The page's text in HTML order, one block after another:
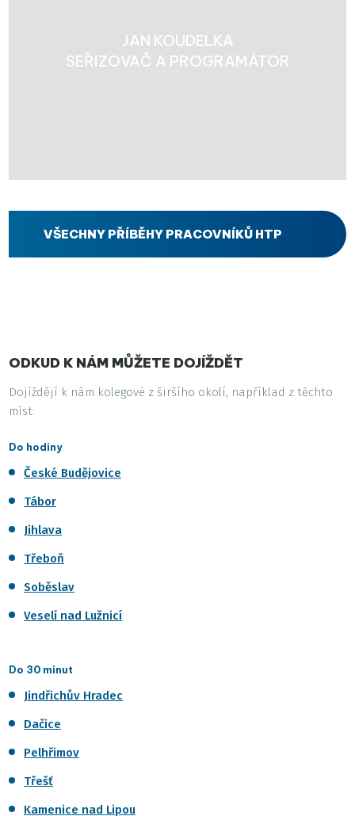
JAN KOUDELKA
SEŘIZOVAČ A PROGRAMÁTOR
VŠECHNY PŘÍBĚHY PRACOVNÍKŮ HTP
ODKUD K NÁM MŮŽETE DOJÍŽDĚT
Dojíždějí k nám kolegové z širšího okolí, například z těchto
míst:
Do hodiny
České Budějovice
Tábor
Jihlava
Třeboň
Soběslav
Veselí nad Lužnicí
Do 30 minut
Jindřichův Hradec
Dačice
Pelhřimov
Třešť
Kamenice nad Lipou